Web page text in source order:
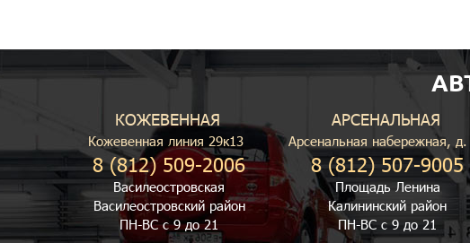
КОЖЕВЕННАЯ
Кожевенная линия 29к13
8 (812) 509-2006
Василеостровская
Василеостровский район
ПН-ВС с 9 до 21
АРСЕНАЛЬНАЯ
Арсенальная набережная, д.
8 (812) 507-9005
Площадь Ленина
Калининский район
ПН-ВС с 9 до 21